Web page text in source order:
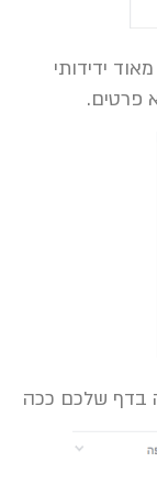
ידידותי
פרטים.
בדף שלכם ככה